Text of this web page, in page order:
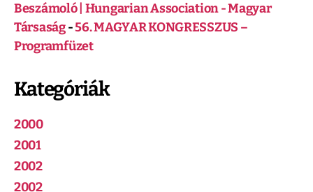
Beszámoló | Hungarian Association - Magyar
Társaság-56. MAGYAR KONGRESSZUS –
Programfüzet
Kategóriák
2000
2001
2002
2002